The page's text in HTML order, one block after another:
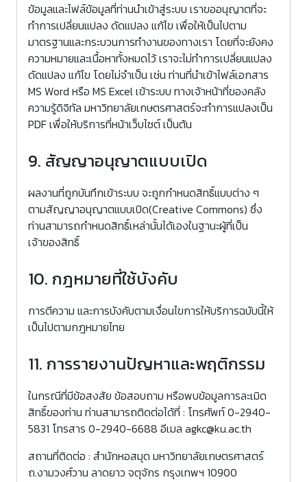
ข้อมูลและไฟล์ข้อมูลที่ท่านนำเข้าสู่ระบบ เราขออนุญาตที่จะ
ทำการเปลี่ยนแปลง ดัดแปลง แก้ไข เพื่อให้เป็นไปตาม
มาตรฐานและกระบวนการทำงานของทางเรา โดยที่จะยังคง
ความหมายและเนื้อหาทั้งหมดไว้ เราจะไม่ทำการเปลี่ยนแปลง
ดัดแปลง แก้ไข โดยไม่จำเป็น เช่น ท่านที่นำเข้าไฟล์เอกสาร
MS Word หรือ MS Excel เข้าระบบ ทางเจ้าหน้าที่ของคลัง
ความรู้ดิจิทัล มหาวิทยาลัยเกษตรศาสตร์จะทำการแปลงเป็น
PDF เพื่อให้บริการที่หน้าเว็บไซต์ เป็นต้น
9. สัญญาอนุญาตแบบเปิด
ผลงานที่ถูกบันทึกเข้าระบบ จะถูกกำหนดสิทธิ์แบบต่าง ๆ
ตามสัญญาอนุญาตแบบเปิด(Creative Commons) ซึ่ง
ท่านสามารถกำหนดสิทธิ์เหล่านั้นได้เองในฐานะผู้ที่เป็น
เจ้าของสิทธิ์
10. กฎหมายที่ใช้บังคับ
การตีความ และการบังคับตามเงื่อนไขการให้บริการฉบับนี้ให้
เป็นไปตามกฎหมายไทย
11. การรายงานปัญหาและพฤติกรรม
ในกรณีที่มีข้อสงสัย ข้อสอบถาม หรือพบข้อมูลการละเมิด
สิทธิ์ของท่าน ท่านสามารถติดต่อได้ที่ : โทรศัพท์ 0-2940-
5831 โทรสาร 0-2940-6688 อีเมล agkc@ku.ac.th
สถานที่ติดต่อ : สำนักหอสมุด มหาวิทยาลัยเกษตรศาสตร์
ถ.งามวงศ์วาน ลาดยาว จตุจักร กรุงเทพฯ 10900